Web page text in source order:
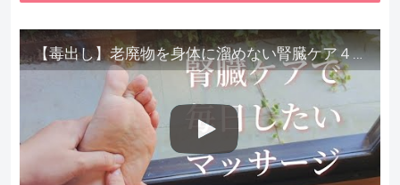
【毒出し】老廃物を身体に溜めない腎臓ケア４種をご紹介します。